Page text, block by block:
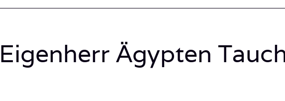
Ägypten